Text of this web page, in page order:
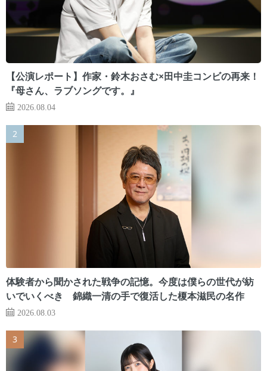
【公演レポート】作家・鈴木おさむ×田中圭コンビの再来！
『母さん、ラブソングです。』
2026.08.04
体験者から聞かされた戦争の記憶。今度は僕らの世代が紡
いでいくべき 錦織一清の手で復活した榎本滋民の名作
2026.08.03